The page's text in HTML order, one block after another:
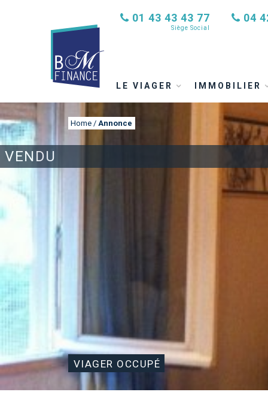
01 43 43 43 77
Siège Social
04
LE VIAGER IMMOBILIER
VENDU
Home / Annonce
ANNONCE
VIAGER OCCUPÉ